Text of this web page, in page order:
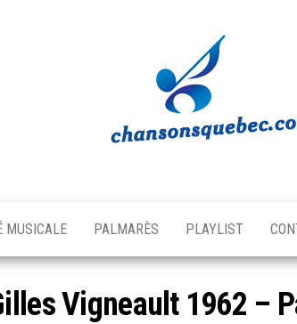
Québec
musicale
québécoise!
MUSICALE PALMARÈS PLAYLIST
Vigneault 1962 –